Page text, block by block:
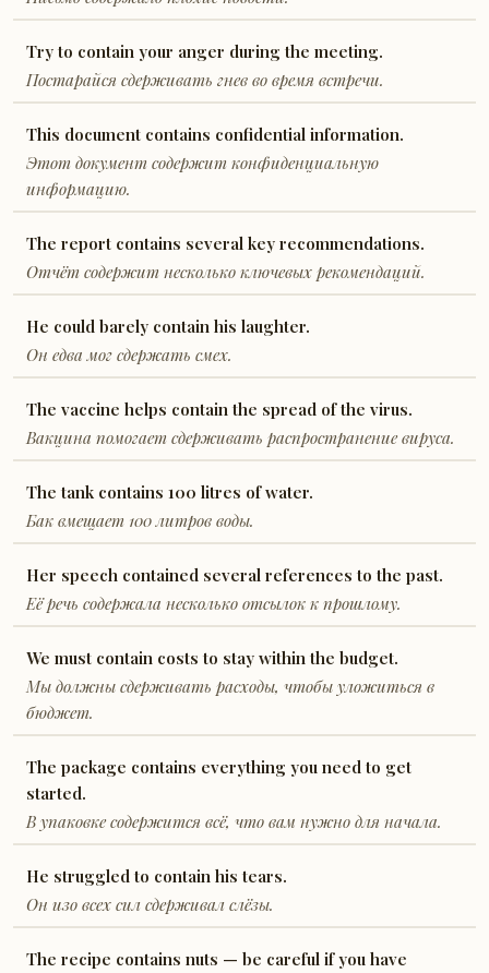
Try to contain your anger during the meeting.
Постарайся сдерживать гнев во время встречи.
This document contains confidential information.
Этот документ содержит конфиденциальную
информацию.
The report contains several key recommendations.
Отчёт содержит несколько ключевых рекомендаций.
He could barely contain his laughter.
Он едва мог сдержать смех.
The vaccine helps contain the spread of the virus.
Вакцина помогает сдерживать распространение вируса.
The tank contains 100 litres of water.
Бак вмещает 100 литров воды.
Her speech contained several references to the past.
Её речь содержала несколько отсылок к прошлому.
We must contain costs to stay within the budget.
Мы должны сдерживать расходы, чтобы уложиться в
бюджет.
The package contains everything you need to get
started.
В упаковке содержится всё, что вам нужно для начала.
He struggled to contain his tears.
Он изо всех сил сдерживал слёзы.
The recipe contains nuts — be careful if you have